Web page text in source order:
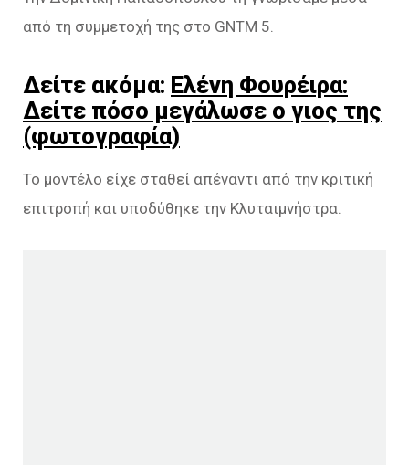
από τη συμμετοχή της στο GNTM 5.
Δείτε ακόμα: Ελένη Φουρέιρα:
Δείτε πόσο μεγάλωσε ο γιος της
(φωτογραφία)
Το μοντέλο είχε σταθεί απέναντι από την κριτική
επιτροπή και υποδύθηκε την Κλυταιμνήστρα.